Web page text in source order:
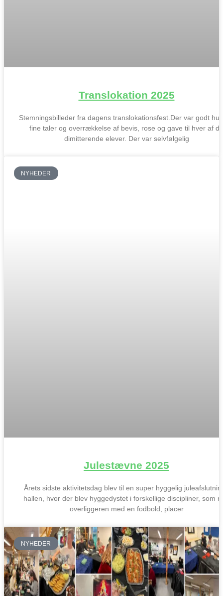
Translokation 2025
Stemningsbilleder fra dagens translokationsfest.Der var godt
fine taler og overrækkelse af bevis, rose og gave til hver af de
dimitterende elever. Der var selvfølgelig
NYHEDER
Julestævne 2025
Årets sidste aktivitetsdag blev til en super hyggelig
hallen, hvor der blev hyggedystet i forskellige discipliner, som
overliggeren med en fodbold, placer
NYHEDER